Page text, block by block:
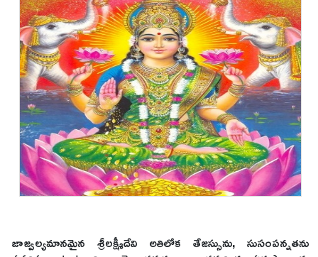
జాజ్వల్యమానమైన శ్రీలక్ష్మీదేవి అతిలోక తేజస్సును, సుసంపన్నతను